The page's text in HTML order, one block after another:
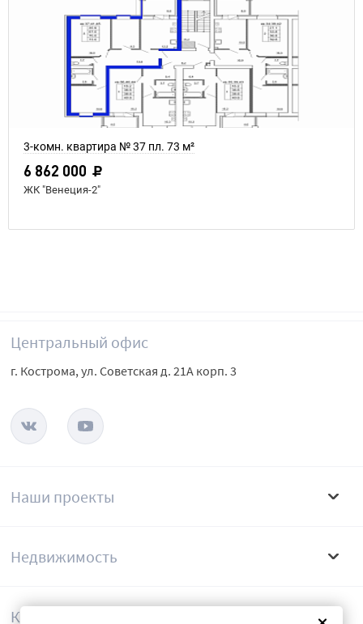
3-комн. квартира № 37 пл. 73 м²
6 862 000
ЖК "Венеция-2"
Наши проекты
Недвижимость
Компания
Центральный офис
г. Кострома, ул. Советская д. 21А корп. 3